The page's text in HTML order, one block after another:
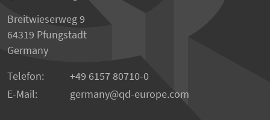
Breitwieserweg 9
64319 Pfungstadt
Germany
Telefon:
+49 6157 80710-0
E-Mail:
germany qd-europe.com